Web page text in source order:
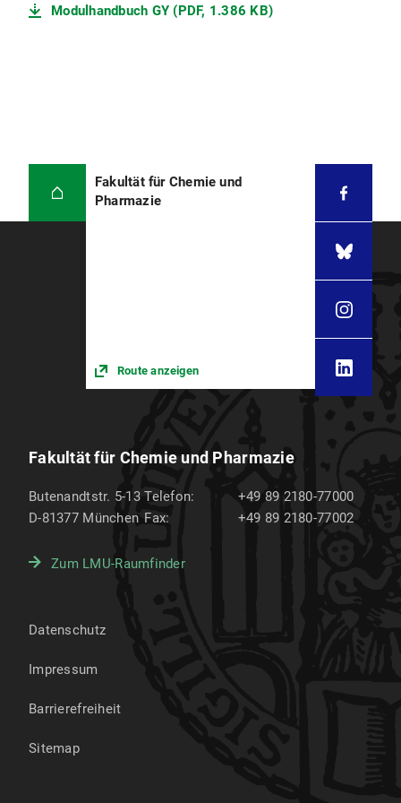
Das Schulpraktikum wird zusätzlich mit 3
Fächergruppe
(2V SWS) 1,5 ECTS-benotet
Modulhandbuch GY (PDF, 1.386 KB)
Fakultät für Chemie und
Pharmazie
Route anzeigen
Fakultät für Chemie und Pharmazie
Butenandtstr. 5-13
D-81377 München
Telefon:
+49 89 2180-77000
Fax:
+49 89 2180-77002
Zum LMU-Raumfinder
Datenschutz
Impressum
Barrierefreiheit
Sitemap